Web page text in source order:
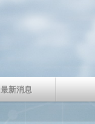
最新消息